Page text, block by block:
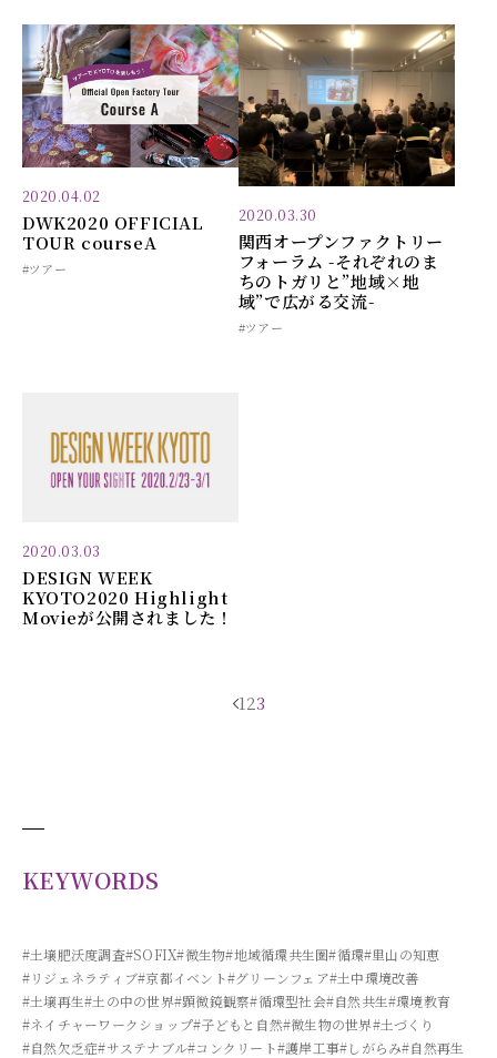
2020.04.02
DWK2020 OFFICIAL
TOUR courseA
#ツアー
2020.03.30
関西オープンファクトリー
フォーラム -それぞれのま
ちのトガリと”地域×地
域”で広がる交流-
#ツアー
2020.03.03
DESIGN WEEK
KYOTO2020 Highlight
Movieが公開されました！
シ
123
KEYWORDS
#土壌肥沃度調査#SOFIX#微生物#地域循環共生圏#循環#里山の知恵
#リジェネラティブ#京都イベント#グリーンフェア#土中環境改善
#土壌再生#土の中の世界#顕微鏡観察#循環型社会#自然共生#環境教育
#ネイチャーワークショップ#子どもと自然#微生物の世界#土づくり
#自然欠乏症#サステナブル#コンクリート#護岸工事#しがらみ#自然再生